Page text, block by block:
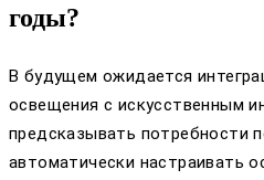
годы?
В будущем ожидается
освещения с искусственным
предсказывать потребности
автоматически настраивать